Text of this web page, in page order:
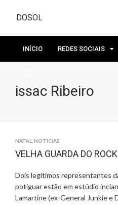
DOSOL
INÍCIO REDES SOCIAIS
issac Ribeiro
NATAL NOTÍCIAS
VELHA GUARDA DO
Dois legítimos representantes
potiguar estão em estúdio
Lamartine (ex-General Junkie e